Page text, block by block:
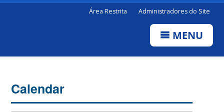
Área Restrita Administradores do Site
MENU
Calendar